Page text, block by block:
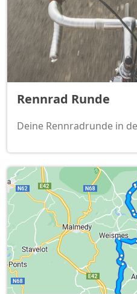
Rennrad Runde
Deine Rennradrunde in